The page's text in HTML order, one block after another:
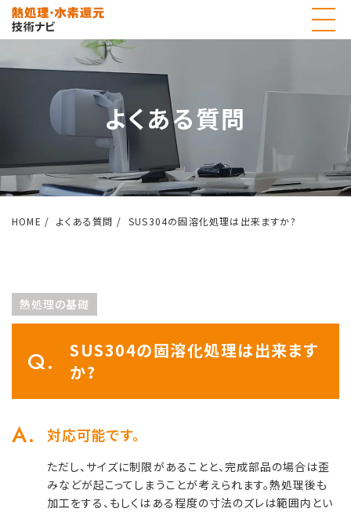
よくある質問
HOME よくある質問 SUS304の固溶化処理は出来ますか?
熱処理の基礎
SUS304の固溶化処理は出来ます
か?
対応可能です。
ただし、サイズに制限があることと、完成部品の場合は歪
みなどが起こってしまうことが考えられます。熱処理後も
加工をする、もしくはある程度の寸法のズレは範囲内とい